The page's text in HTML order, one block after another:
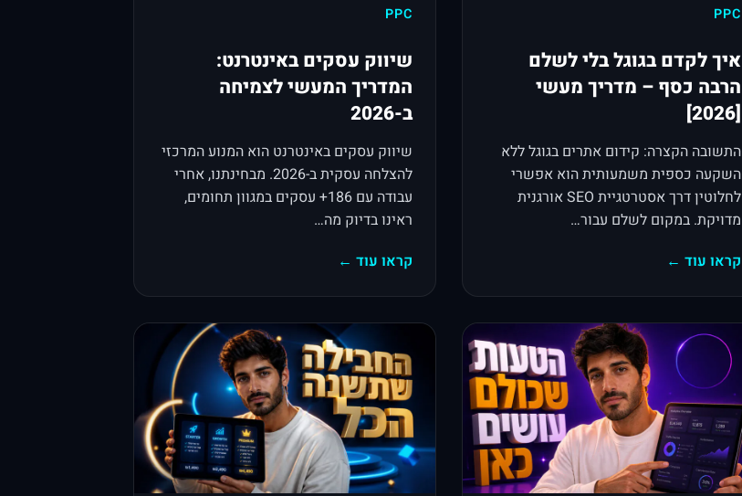
PPC
איך לקדם בגוגל בלי לשלם
הרבה כסף – מדריך מעשי
[2026]
התשובה הקצרה: קידום אתרים בגוגל ללא
השקעה כספית משמעותית הוא אפשרי
לחלוטין דרך אסטרטגיית SEO אורגנית
מדויקת. במקום לשלם עבור…
קראו עוד ←
PPC
שיווק עסקים באינטרנט:
המדריך המעשי לצמיחה
ב-2026
שיווק עסקים באינטרנט הוא המנוע המרכזי
להצלחה עסקית ב-2026. מבחינתנו, אחרי
עבודה עם 186+ עסקים במגוון תחומים,
ראינו בדיוק מה…
קראו עוד ←